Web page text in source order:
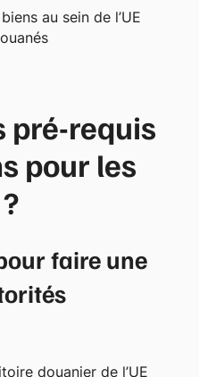
au sein de l’UE
pré-requis
pour les
faire une
douanier de l’UE